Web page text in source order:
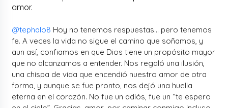
amor.
@tephalo8 Hoy no tenemos respuestas… pero tenemos
fe. A veces la vida no sigue el camino que soñamos, y
aun así, confiamos en que Dios tiene un propósito mayor
que no alcanzamos a entender. Nos regaló una ilusión,
una chispa de vida que encendió nuestro amor de otra
forma, y aunque se fue pronto, nos dejó una huella
eterna en el corazón. No fue un adiós, fue un “te espero